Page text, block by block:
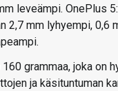
leveämpi. OnePlus
2,7 mm lyhyempi, 0,6
160 grammaa, joka on
ja käsituntuman